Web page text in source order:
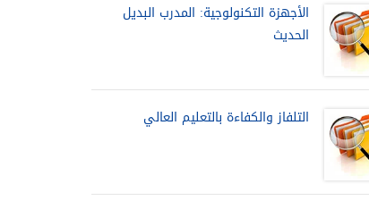
الأجهزة التكنولوجية: المدرب البديل
الحديث
التلفاز والكفاءة بالتعليم العالي